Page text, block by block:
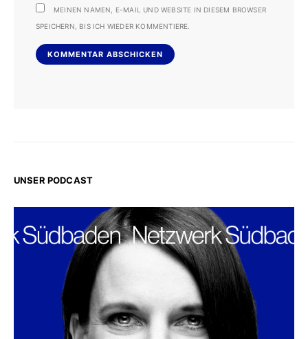
MEINEN NAMEN, E-MAIL UND WEBSITE IN DIESEM BROWSER
SPEICHERN, BIS ICH WIEDER KOMMENTIERE.
UNSER PODCAST